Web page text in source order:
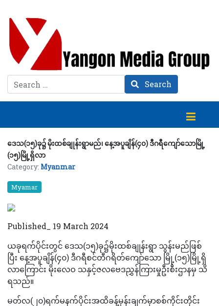
Search Search
ဒေသ(၁၅)ခု၌ မိုးထစ်ချုန်းရွာမည်၊ နေ့အပူချိန်(၄၀) ဒီဂရီကျော်သောမြို့
(၁၅)မြို့ရှိလာ
Category: Myanmar
Myamar
Published_ 19 March 2024
ယခုရက်ပိုင်းတွင် ဒေသ(၁၅)ခု၌မိုးထစ်ချုန်းရွာ သွန်းမည်ဖြစ်
ပြီး နေ့အပူချိန်(၄၀) ဒီဂရီစင်တီဂရိတ်ကျော်သော မြို့(၁၅)မြို့ရှိ
လာကြောင်း မိုးလေဝ သနှင့်ဇလဗေဒညွှန်ကြားမှုဦးစီးဌာနမှ သိ
ရသည်။
မတ်လ(၂၀)ရက်မနက်ပိုင်းအထိခန့်မှန်းချက်မှာစစ်ကိုင်းတိုင်း